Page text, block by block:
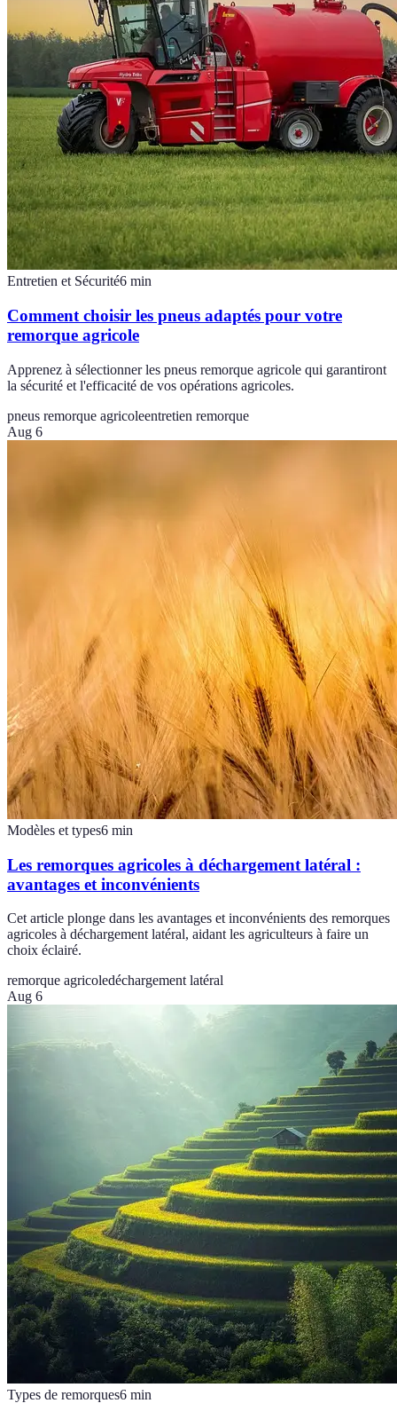
Entretien et Sécurité6 min
Comment choisir les pneus adaptés pour votre
remorque agricole
Apprenez à sélectionner les pneus remorque agricole qui garantiront
la sécurité et l'efficacité de vos opérations agricoles.
pneus remorque agricoleentretien remorque
Aug 6
Modèles et types6 min
Les remorques agricoles à déchargement latéral :
avantages et inconvénients
Cet article plonge dans les avantages et inconvénients des remorques
agricoles à déchargement latéral, aidant les agriculteurs à faire un
choix éclairé.
remorque agricoledéchargement latéral
Aug 6
Types de remorques6 min